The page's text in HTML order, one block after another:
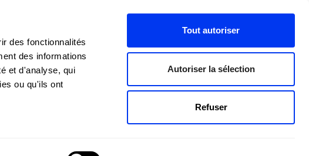
des fonctionnalités
des informations
et d'analyse, qui
ou qu'ils ont
Tout autoriser
Autoriser la sélection
Refuser
Vendredi: 10h-14h